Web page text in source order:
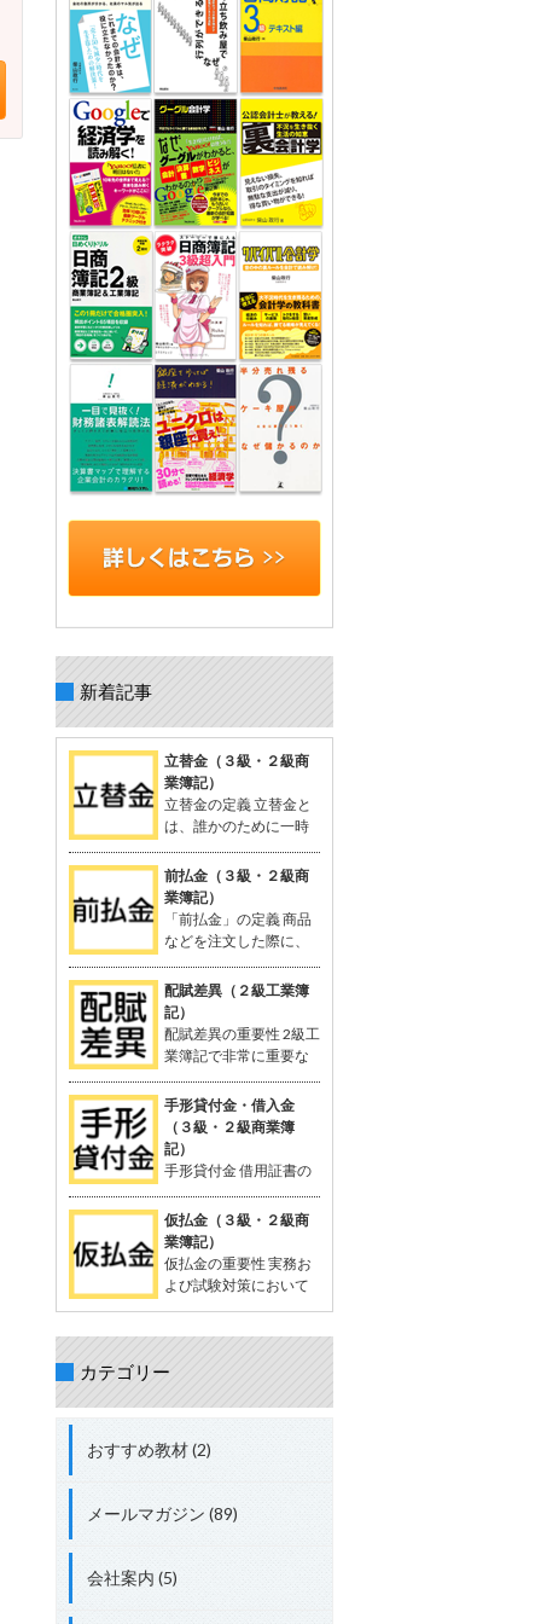
新着記事
立替金（３級・２級商
業簿記）
立替金の定義 立替金と
は、誰かのために一時
的に支払った代金で、
後日精算されるもの。 よく関連語句と
して「給料」がセットで出てくる。 立
替金の概念 例：従業員の個人的な支出
や取引先の負担すべき広告費などを、
一時的に立て替えて支払う。 支払った
金額は「将来返してもらう予定のお
金」として資産に計上される。 立替金
は「立替金の請求権」として扱われ、
資産勘定に計上。 簿記の問題での立替
金 給与支給時に従業員に対する立替金
を相殺する処理が出題されることがあ
る。 立替金の処理について理解してお
くことが重要。 具体的な取引例 例：従
業員の頼みで、個人的な支出65,000円
を立て替え、現金で支払う。 仕訳： 借
方：立替金 65,000円 貸方：現金
前払金（３級・２級商
業簿記）
「前払金」の定義 商品
などを注文した際に、
品物を受け取る前に支
払った手付金や内金のこと。 支払いに
関連する勘定科目として「前払金」が
使用される。 関連する用語：商品の仕
入れなど。 「前払金」の概念 契約や注
文が成立した際、手付金を支払うこと
が一般的。 支払った時点では品物の受
け取りが確定していないため、「一時
的に相手に預けているお金」として扱
う。 支払った金額は資産勘定に計上さ
れ、将来的に商品を受け取る権利を持
つと考えられる。 「前払金」の特性 仕
入れや費用として確定しているわけで
はない。 目的の品物が手に入らなけれ
ば、支払った金額を返金してもらうこ
ともある。 「前渡金」という用語も同
義で使用されることがある。 取引例
配賦差異（２級工業簿
記）
配賦差異の重要性 2級工
業簿記で非常に重要な
概念。 製造間接費を予
定配賦や標準原価計算で計算する際に
生じる差異。 試験対策として配賦差異
の理解は必須。 配賦差異の定義 配賦差
異は、製造間接費の予定配賦額（正常
配賦額）と実際発生額との差額。 この
差異の把握は、原価管理やコスト管理
において重要。 関連用語 「実際配
賦」、「予定配賦率」、「製造間接
費」、「部門費」など。 配賦差異には
「予算差異」と「操業度差異」の2種
類がある。 配賦差異の計算方法 予定
（正常）配賦額 = 予定（正常）配賦率
× 実際操業度。 実際発生額との差額が
配賦差異。 差異の処理方法 実際発生額
が予定額を上回る場合、追加コストと
して借方差異（不利差異）。 実際発生
額が予定額を下回る場合、コスト節約
手形貸付金・借入金
（３級・２級商業簿
記）
手形貸付金 借用証書の
代わりに約束手形を使
って行われる貸付債権。 資産に分類さ
れる。 手形を使わない場合は、「貸付
金」 手形借入金 借用証書の代わりに約
束手形を使って行われる借入債務。 負
債に分類される。 手形を使わない場合
れる場合：「手形借入金」 具体例 200
座預金に入金された場合： 借方：当座
+ 2,000,000円 総勘定元帳への転記 資
産：「当座預金 + 2,000,000円」 負
仮払金（３級・２級商
業簿記）
仮払金の重要性 実務お
よび試験対策において
重要な科目。 簿記3級以
類 資産勘定に分類される。 実際の支出
る。 仮払金の定義 支出金額や内容が確
定していない場合に一時的に支払う際
に使用する勘定科目。 支出内容が確定
した時点で精算処理を行い、仮払金は
解消される。 短期間で精算されること
が前提。 関連する勘定科目 現金や仮受
使用例 例: 出張費が確定しない場合、
社員に2,000円を仮払金として渡し、
カテゴリー
おすすめ教材 (2)
メールマガジン (89)
会社案内 (5)